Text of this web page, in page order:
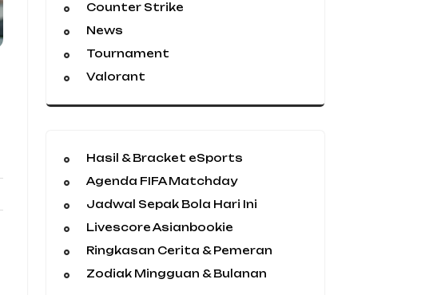
Counter Strike
News
Tournament
Valorant
Hasil & Bracket eSports
Agenda FIFA Matchday
Jadwal Sepak Bola Hari Ini
Livescore Asianbookie
Ringkasan Cerita & Pemeran
Zodiak Mingguan & Bulanan